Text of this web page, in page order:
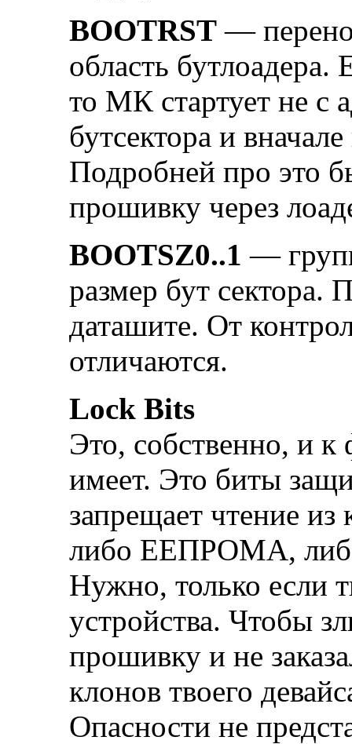
BOOTRST —
область бутлоадера.
то МК стартует не с
бутсектора и
Подробней про это
прошивку через
BOOTSZ0..1 —
размер бут сектора.
даташите. От
отличаются.
Lock Bits
Это, собственно, и
имеет. Это биты
запрещает чтение
либо ЕЕПРОМА, либо
Нужно, только если
устройства. Чтобы
прошивку и не
клонов твоего
Опасности не